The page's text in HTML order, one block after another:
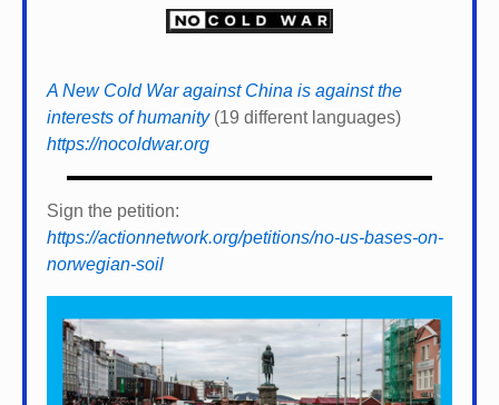
A New Cold War against China is against the
interests of humanity(19 different languages)
https://nocoldwar.org
Sign the petition:
https://actionnetwork.org/petitions/no-us-bases-on-
norwegian-soil